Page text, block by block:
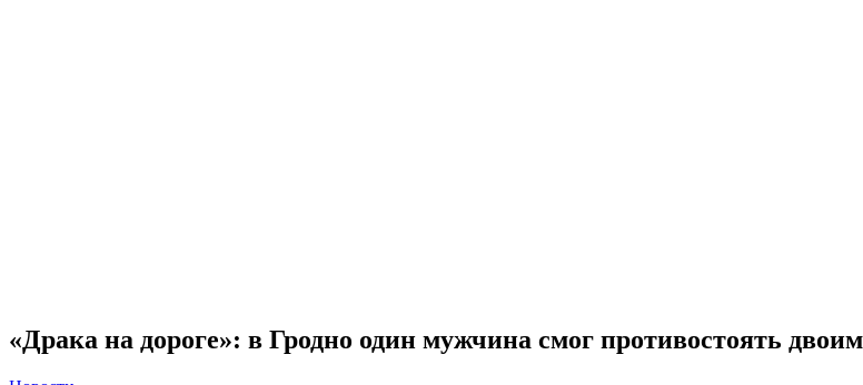
«Драка на дороге»: в Гродно один мужчина смог противостоять двоим